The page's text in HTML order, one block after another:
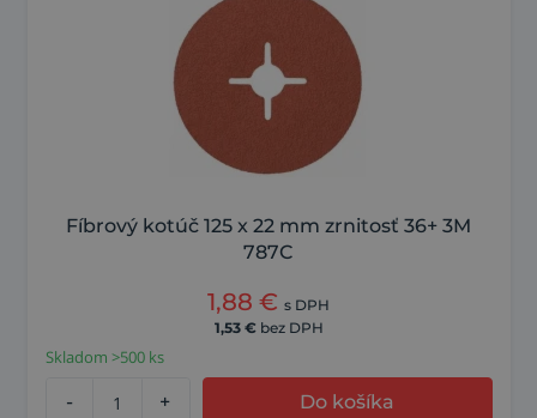
Fíbrový kotúč 125 x 22 mm zrnitosť 36+ 3M
787C
1,88 € s DPH
1,53 € bez DPH
Skladom >500 ks
- + Do košíka